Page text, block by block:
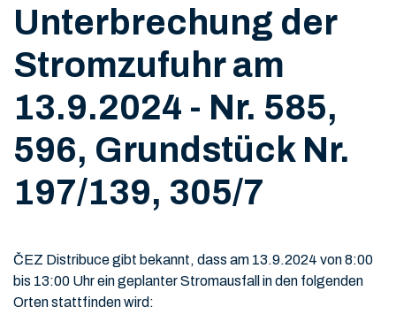
Unterbrechung der
Stromzufuhr am
13.9.2024 - Nr. 585,
596, Grundstück Nr.
197/139, 305/7
ČEZ Distribuce gibt bekannt, dass am 13.9.2024 von 8:00
bis 13:00 Uhr ein geplanter Stromausfall in den folgenden
Orten stattfinden wird: